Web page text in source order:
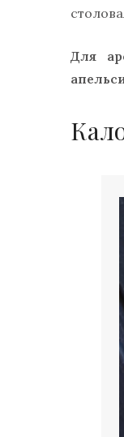
Для